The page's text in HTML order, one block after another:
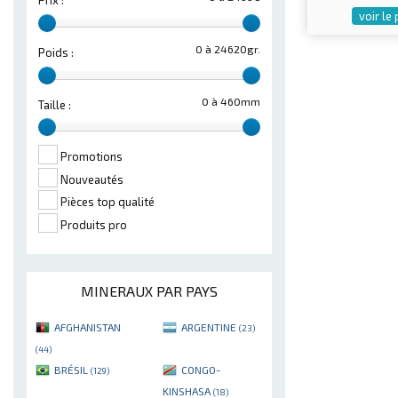
0 à 24620gr.
Poids :
0 à 460mm
Taille :
Promotions
Nouveautés
Pièces top qualité
Produits pro
MINERAUX PAR PAYS
AFGHANISTAN
(44)
ARGENTINE (23)
BRÉSIL (129)
CONGO-
KINSHASA (18)
voir le